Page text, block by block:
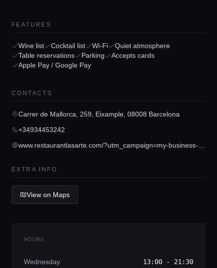
Locations
Concierge Service
Lifestyle magazine
FEATURES
Wine list Cocktail list Wi-Fi
Quiet atmosphere
Table reservations
Parking
Accepts cards
Apple Pay / Google Pay
CONTACTS
Carrer de Mallorca, 259, Eixample, 08008 Barcelona
+34934453242
EXTRA INFO
View on Maps
HOURS
Wednesday 13:00 - 21:30